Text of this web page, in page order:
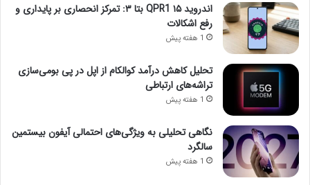
اندروید ۱۵ QPR1 بتا ۳: تمرکز انحصاری بر پایداری و
رفع اشکالات
1 هفته پیش
تحلیل کاهش درآمد کوالکام از اپل در پی بومی‌سازی
تراشه‌های ارتباطی
1 هفته پیش
نگاهی تحلیلی به ویژگی‌های احتمالی آیفون بیستمین
سالگرد
1 هفته پیش